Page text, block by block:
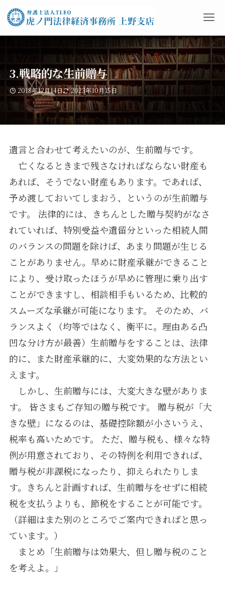
3.戦略的な生前贈与
2018年12月14日 2023年10月15日
遺言と合わせて考えたいのが、生前贈与です。
亡くなるときまで残さなければならない財産も
あれば、そうでない財産もあります。であれば、
予め渡しておいてしまおう、というのが生前贈与
です。 法律的には、きちんとした贈与契約がなさ
れていれば、特別受益や遺留分といった相続人間
のバランスの問題を除けば、あまり問題が生じる
ことがありません。早めに財産承継ができること
により、受け取ったほうが早めに管理に乗り出す
ことができますし、相談相手もいるため、比較的
スムーズな承継が可能になります。 そのため、バ
ランスよく（均等ではなく、衡平に。理由ある凸
凹な分け方が最善）生前贈与をすることは、法律
的に、また財産承継的に、大変効果的な方法とい
えます。
しかし、生前贈与には、大変大きな壁がありま
す。 皆さまもご存知の贈与税です。 贈与税が「大
きな壁」になるのは、基礎控除額が小さいうえ、
税率も高いためです。 ただ、贈与税も、様々な特
例が用意されており、その特例を利用できれば、
贈与税が非課税になったり、抑えられたりしま
す。きちんと計画すれば、生前贈与をせずに相続
税を支払うよりも、節税をすることが可能です。
（詳細はまた別のところでご案内できればと思っ
ています。）
まとめ「生前贈与は効果大、但し贈与税のこと
を考えよ。」